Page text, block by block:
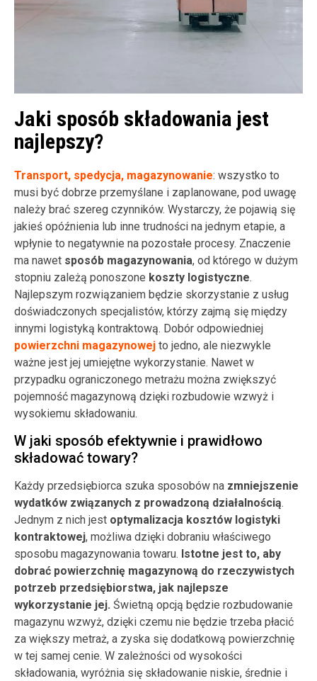
Jaki sposób składowania jest
najlepszy?
Transport, spedycja, magazynowanie: wszystko to
musi być dobrze przemyślane i zaplanowane, pod uwagę
należy brać szereg czynników. Wystarczy, że pojawią się
jakieś opóźnienia lub inne trudności na jednym etapie, a
wpłynie to negatywnie na pozostałe procesy. Znaczenie
ma nawet sposób magazynowania, od którego w dużym
stopniu zależą ponoszone koszty logistyczne.
Najlepszym rozwiązaniem będzie skorzystanie z usług
doświadczonych specjalistów, którzy zajmą się między
innymi logistyką kontraktową. Dobór odpowiedniej
powierzchni magazynowej to jedno, ale niezwykle
ważne jest jej umiejętne wykorzystanie. Nawet w
przypadku ograniczonego metrażu można zwiększyć
pojemność magazynową dzięki rozbudowie wzwyż i
wysokiemu składowaniu.
W jaki sposób efektywnie i prawidłowo
składować towary?
Każdy przedsiębiorca szuka sposobów na zmniejszenie
wydatków związanych z prowadzoną działalnością.
Jednym z nich jest optymalizacja kosztów logistyki
kontraktowej, możliwa dzięki dobraniu właściwego
sposobu magazynowania towaru. Istotne jest to, aby
dobrać powierzchnię magazynową do rzeczywistych
potrzeb przedsiębiorstwa, jak najlepsze
wykorzystanie jej. Świetną opcją będzie rozbudowanie
magazynu wzwyż, dzięki czemu nie będzie trzeba płacić
za większy metraż, a zyska się dodatkową powierzchnię
w tej samej cenie. W zależności od wysokości
składowania, wyróżnia się składowanie niskie, średnie i